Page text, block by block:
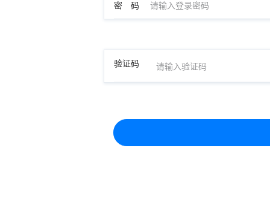
密 码
验证码